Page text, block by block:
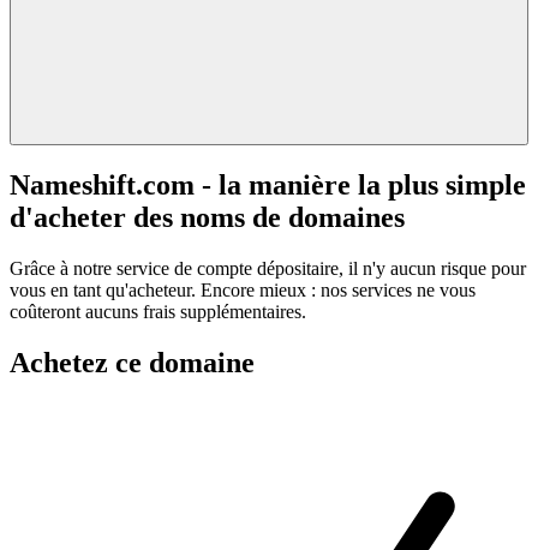
Nameshift.com - la manière la plus simple
d'acheter des noms de domaines
Grâce à notre service de compte dépositaire, il n'y aucun risque pour
vous en tant qu'acheteur. Encore mieux : nos services ne vous
coûteront aucuns frais supplémentaires.
Achetez ce domaine